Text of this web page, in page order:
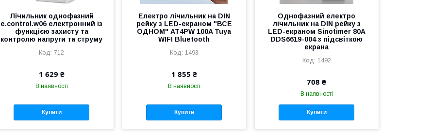
Лічильник однофазний
e.control.w06 електронний із
функцією захисту та
контролю напруги та струму
712
1 629 ₴
В наявності
Купити
Електро лічильник на DIN
рейку з LED-екраном "ВСЕ
ОДНОМ" AT4PW 100A Tuya
WIFI Bluetooth
1493
1 855 ₴
В наявності
Купити
Однофазний електро
лічильник на DIN рейку з
LED-екраном Sinotimer 80А
DDS6619-004 з підсвіткою
екрана
1492
708 ₴
В наявності
Купити